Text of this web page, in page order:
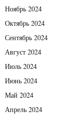
Ноябрь 2024
Октябрь 2024
Сентябрь 2024
Август 2024
Июль 2024
Июнь 2024
Май 2024
Апрель 2024